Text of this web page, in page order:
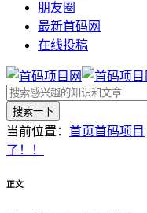
朋友圈
最新首码网
在线投稿
搜索一下
当前位置： 首页首码项目
了！！
正文